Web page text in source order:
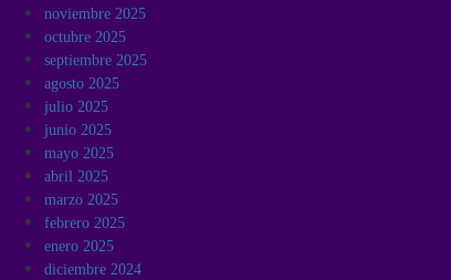
noviembre 2025
octubre 2025
septiembre 2025
agosto 2025
julio 2025
junio 2025
mayo 2025
abril 2025
marzo 2025
febrero 2025
enero 2025
diciembre 2024